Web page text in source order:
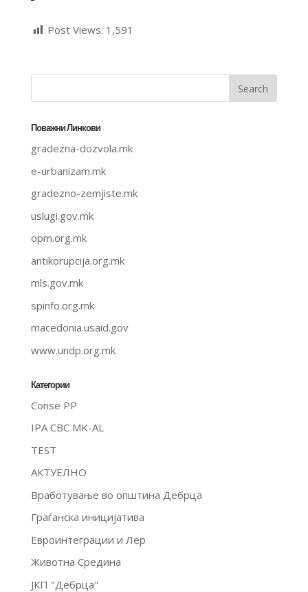
Post Views: 1,591
Поважни Линкови
gradezna-dozvola.mk
e-urbanizam.mk
gradezno-zemjiste.mk
uslugi.gov.mk
opm.org.mk
antikorupcija.org.mk
mls.gov.mk
spinfo.org.mk
macedonia.usaid.gov
www.undp.org.mk
Категории
Conse PP
IPA CBC MK-AL
TEST
АКТУЕЛНО
Вработување во општина Дебрца
Граѓанска иницијатива
Евроинтеграции и Лер
Животна Средина
ЈКП "Дебрца"